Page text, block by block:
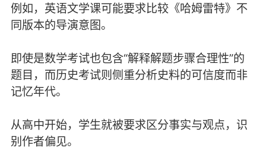
例如，英语文学课可能要求比较《哈姆雷特》不
同版本的导演意图。
即使是数学考试也包含“解释解题步骤合理性”的
题目，而历史考试则侧重分析史料的可信度而非
记忆年代。
从高中开始，学生就被要求区分事实与观点，识
别作者偏见。